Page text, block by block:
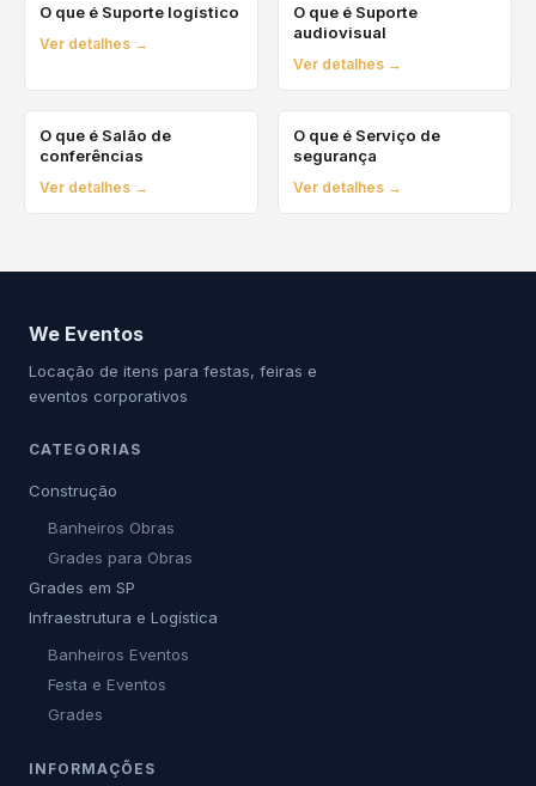
O que é Suporte logístico
Ver detalhes →
O que é Suporte
audiovisual
Ver detalhes →
O que é Salão de
conferências
Ver detalhes →
O que é Serviço de
segurança
Ver detalhes →
We Eventos
Locação de itens para festas, feiras e
eventos corporativos
CATEGORIAS
Construção
Banheiros Obras
Grades para Obras
Grades em SP
Infraestrutura e Logística
Banheiros Eventos
Festa e Eventos
Grades
INFORMAÇÕES